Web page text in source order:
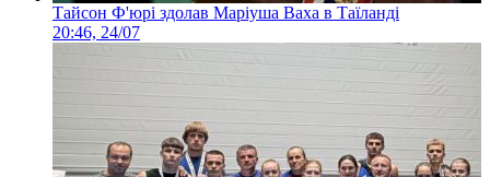
Тайсон Ф'юрі здолав Маріуша Ваха в Таїланді
20:46, 24/07